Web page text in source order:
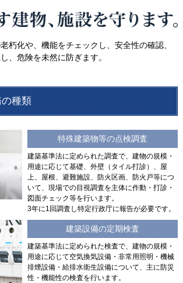
朽化や、機能をチェックし、安全性の確認、
、危険を未然に防ぎます。
種類
特殊建築物等の点検調査
建築基準法に定められた調査で、建物の規模・
用途に応じて基礎、外壁（タイル打診）、屋
上、屋根、避難施設、防火区画、防火戸等につ
いて、現場での目視調査を主体に作動・打診・
図面チェック等を行います。
3年に1回調査し特定行政庁に報告が必要です。
建築設備の定期検査
建築基準法に定められた検査で、建物の規模・
用途に応じて空気換気設備・非常用照明・機械
排煙設備・給排水衛生設備について、主に防災
性・機能性の検査を行います。